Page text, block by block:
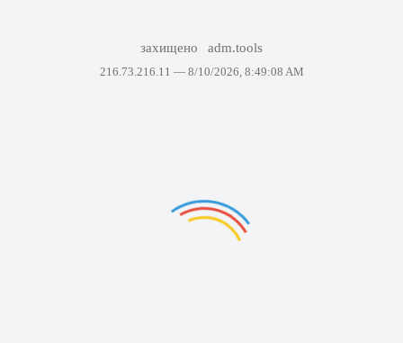
захищено adm.tools
216.73.216.11 — 8/10/2026, 8:49:08 AM